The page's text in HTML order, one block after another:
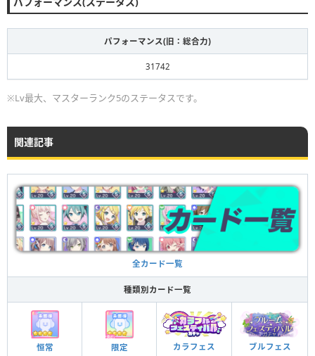
パフォーマンス(旧：総合力)
31742
※Lv最大、マスターランク5のステータスです。
関連記事
全カード一覧
種類別カード一覧
恒常 限定 カラフェス ブルフェス